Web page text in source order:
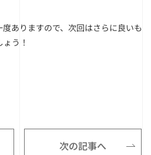
ありますので、次回はさらに良いも
う！
次の記事へ